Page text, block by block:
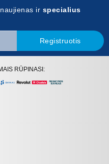
ir specialius
Registruotis
RŪPINASI: